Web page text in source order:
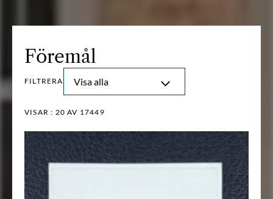
Föremål
FILTRERA Visa alla
VISAR : 20 AV 17449